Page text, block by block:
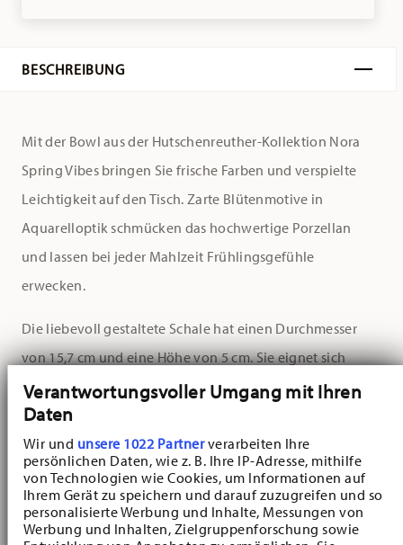
Verantwortungsvoller Umgang mit Ihren
Daten
Wir und unsere 1022 Partnerverarbeiten Ihre
persönlichen Daten, wie z. B. Ihre IP-Adresse, mithilfe
von Technologien wie Cookies, um Informationen auf
Ihrem Gerät zu speichern und darauf zuzugreifen und so
personalisierte Werbung und Inhalte, Messungen von
Werbung und Inhalten, Zielgruppenforschung sowie
BESCHREIBUNG
Mit der Bowl aus der Hutschenreuther-Kollektion Nora
Spring Vibes bringen Sie frische Farben und verspielte
Leichtigkeit auf den Tisch. Zarte Blütenmotive in
Aquarelloptik schmücken das hochwertige Porzellan
und lassen bei jeder Mahlzeit Frühlingsgefühle
erwecken.
Die liebevoll gestaltete Schale hat einen Durchmesser
von 15,7 cm und eine Höhe von 5 cm. Sie eignet sich
perfekt für leichte Speisen wie bunte Salate oder als
Dessertschale. Ihre sanft geschwungene Form sowie ihre
hohe Qualität machen sie zu einem treuen Begleiter auf
dem gedeckten Tisch.
Die Hutschenreuther-Kollektion Nora Spring Vibes steht